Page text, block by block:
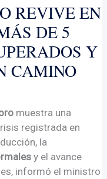
REVIVE EN
DE 5
Y
CAMINO
muestra una
registrada en
la
y el avance
informó el ministro